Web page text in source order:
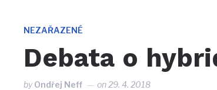
NAVIGATION
NEZAŘAZENÉ
Debata o
byOndřej Neff on29. 4. 2018